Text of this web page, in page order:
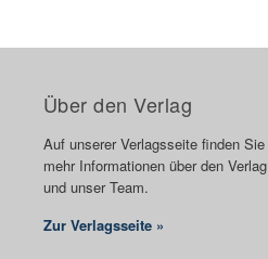
Über den Verlag
Auf unserer Verlagsseite finden Sie
mehr Informationen über den Verlag
und unser Team.
Zur Verlagsseite »